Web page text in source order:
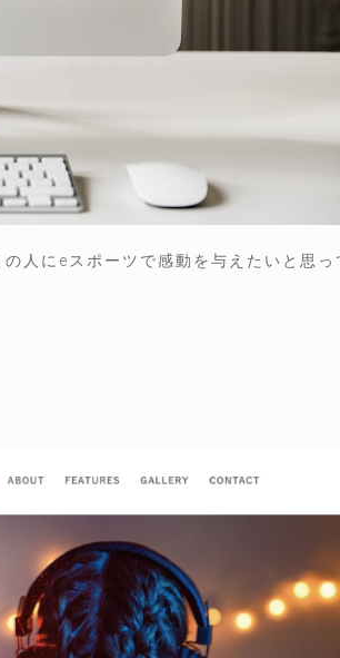
人にeスポーツで感動を与えたいと思っ